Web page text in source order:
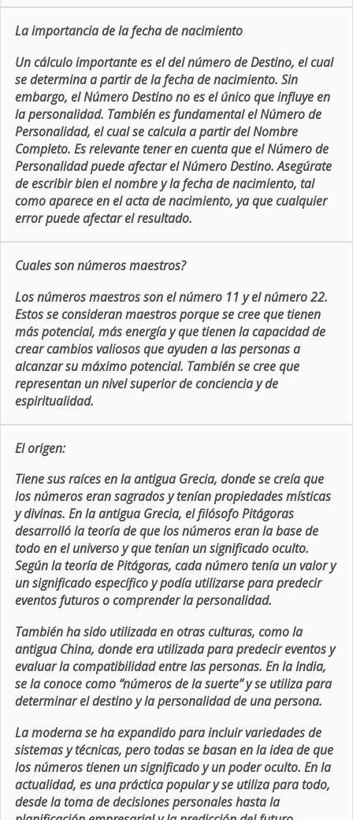
La importancia de la fecha de nacimiento
Un cálculo importante es el del número de Destino, el cual
se determina a partir de la fecha de nacimiento. Sin
embargo, el Número Destino no es el único que influye en
la personalidad. También es fundamental el Número de
Personalidad, el cual se calcula a partir del Nombre
Completo. Es relevante tener en cuenta que el Número de
Personalidad puede afectar el Número Destino. Asegúrate
de escribir bien el nombre y la fecha de nacimiento, tal
como aparece en el acta de nacimiento, ya que cualquier
error puede afectar el resultado.
Cuales son números maestros?
Los números maestros son el número 11 y el número 22.
Estos se consideran maestros porque se cree que tienen
más potencial, más energía y que tienen la capacidad de
crear cambios valiosos que ayuden a las personas a
alcanzar su máximo potencial. También se cree que
representan un nivel superior de conciencia y de
espiritualidad.
El origen:
Tiene sus raíces en la antigua Grecia, donde se creía que
los números eran sagrados y tenían propiedades místicas
y divinas. En la antigua Grecia, el filósofo Pitágoras
desarrolló la teoría de que los números eran la base de
todo en el universo y que tenían un significado oculto.
Según la teoría de Pitágoras, cada número tenía un valor y
un significado específico y podía utilizarse para predecir
eventos futuros o comprender la personalidad.
También ha sido utilizada en otras culturas, como la
antigua China, donde era utilizada para predecir eventos y
evaluar la compatibilidad entre las personas. En la India,
se la conoce como “números de la suerte” y se utiliza para
determinar el destino y la personalidad de una persona.
La moderna se ha expandido para incluir variedades de
sistemas y técnicas, pero todas se basan en la idea de que
los números tienen un significado y un poder oculto. En la
actualidad, es una práctica popular y se utiliza para todo,
desde la toma de decisiones personales hasta la